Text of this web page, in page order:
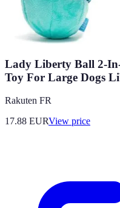
Lady Liberty Ball 2-
Toy For Large Dogs
Rakuten FR
17.88 EURView price